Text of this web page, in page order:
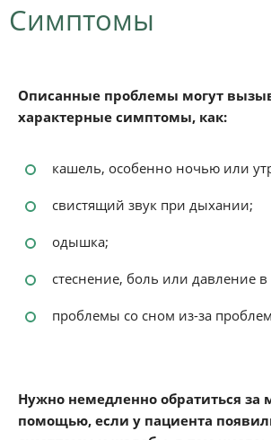
Симптомы
Описанные проблемы могут
характерные симптомы, как:
кашель, особенно ночью или
свистящий звук при дыхании;
одышка;
стеснение, боль или давление в
проблемы со сном из-за
Нужно немедленно обратиться за
помощью, если у пациента